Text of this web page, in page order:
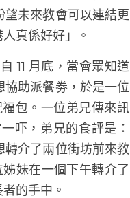
午餐動輒都要四、五
，而最合乎條件的是
未來教會可以連結更
真係好好」。
11 月底，當會眾知道
協助派餐劵，於是一位
包。一位弟兄傳來訊
吓，弟兄的食評是：